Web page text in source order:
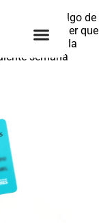
sanitario, algo de
de comprender que
salud, Carla
semana